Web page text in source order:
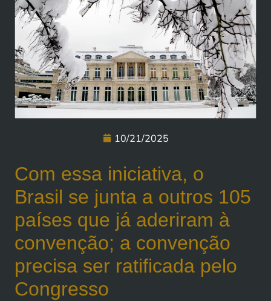
10/21/2025
Com essa iniciativa, o
Brasil se junta a outros 105
países que já aderiram à
convenção; a convenção
precisa ser ratificada pelo
Congresso